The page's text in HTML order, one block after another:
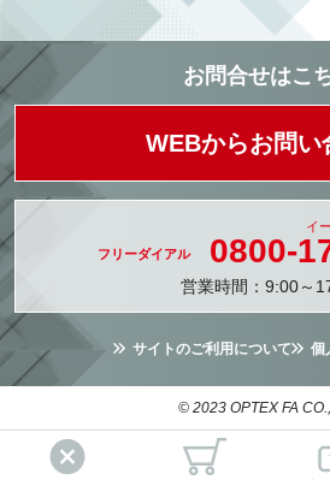
お問合せはこ
WEBからお問い
0800-
営業時間：9:00～
サイトのご利用について 個
© 2023 OPTEX FA